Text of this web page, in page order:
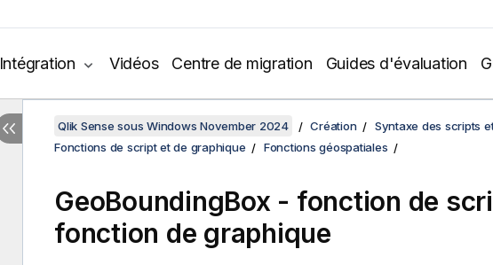
Intégration Vidéos Centre de migration Guides d'évaluation
Qlik Sense sous Windows November 2024 Création
Syntaxe des scripts
Fonctions de script et de graphique
Fonctions géospatiales
GeoBoundingBox - fonction de
fonction de graphique